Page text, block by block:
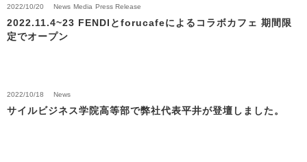
2022/10/20 News Media Press Release
2022.11.4~23 FENDIとforucafeによるコラボカフェ 期間限
定でオープン